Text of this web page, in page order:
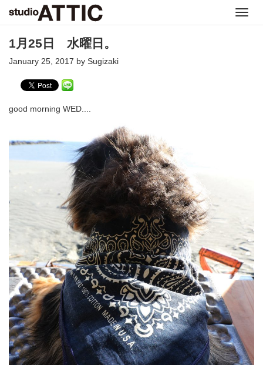
1月25日 水曜日。
January 25, 2017 by Sugizaki
good morning WED....